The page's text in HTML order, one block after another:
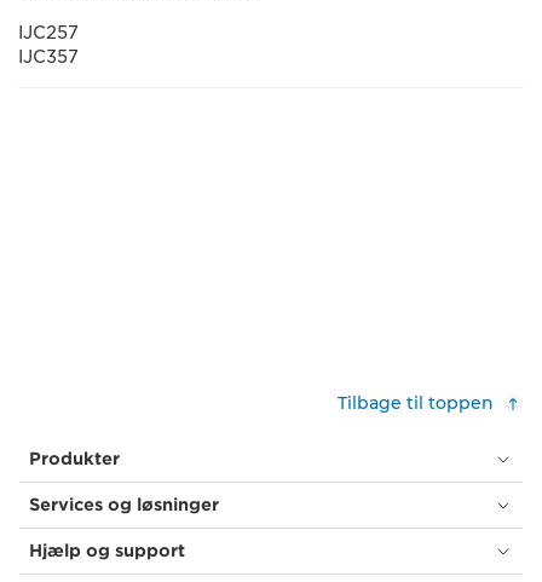
IJC257
IJC357
Tilbage til toppen
Produkter
Services og løsninger
Hjælp og support